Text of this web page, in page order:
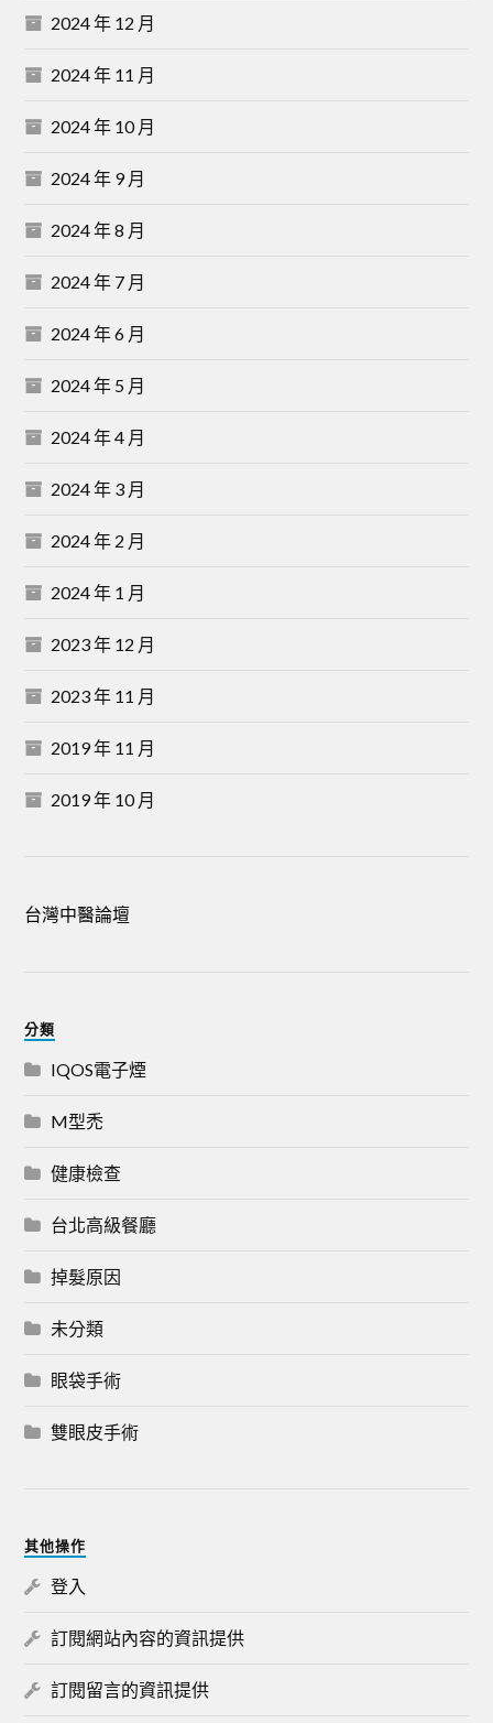
2024 年 12 月
2024 年 11 月
2024 年 10 月
2024 年 9 月
2024 年 8 月
2024 年 7 月
2024 年 6 月
2024 年 5 月
2024 年 4 月
2024 年 3 月
2024 年 2 月
2024 年 1 月
2023 年 12 月
2023 年 11 月
2019 年 11 月
2019 年 10 月
台灣中醫論壇
分類
IQOS電子煙
M型禿
健康檢查
台北高級餐廳
掉髮原因
未分類
眼袋手術
雙眼皮手術
其他操作
登入
訂閱網站內容的資訊提供
訂閱留言的資訊提供